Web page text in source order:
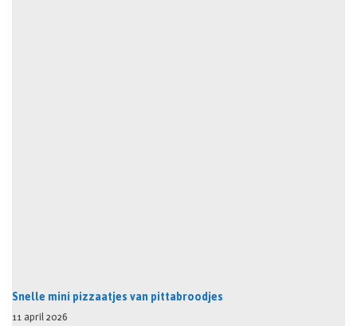
Snelle mini pizzaatjes van pittabroodjes
11 april 2026